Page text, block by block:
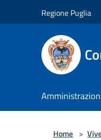
Regione Puglia
Home >